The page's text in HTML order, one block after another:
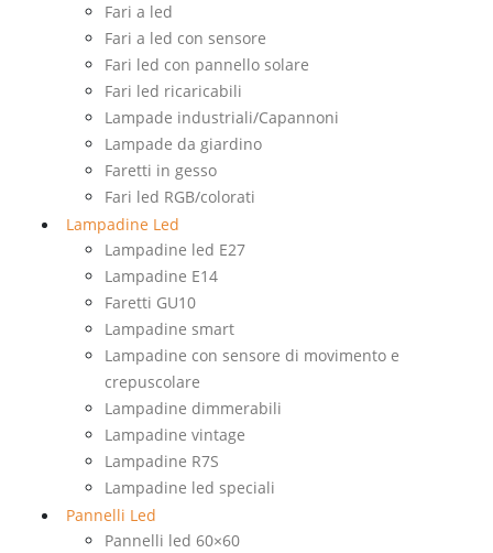
Fari a led
Fari a led con sensore
Fari led con pannello solare
Fari led ricaricabili
Lampade industriali/Capannoni
Lampade da giardino
Faretti in gesso
Fari led RGB/colorati
Lampadine Led
Lampadine led E27
Lampadine E14
Faretti GU10
Lampadine smart
Lampadine con sensore di movimento e
crepuscolare
Lampadine dimmerabili
Lampadine vintage
Lampadine R7S
Lampadine led speciali
Pannelli Led
Pannelli led 60×60